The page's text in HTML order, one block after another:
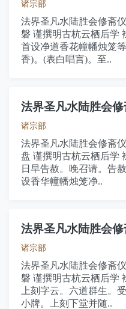
诸宗部
法界圣凡水陆胜会修斋
磐 谨撰明古杭云栖后学
首设净道香花幢幡烛笼
香)。(表白唱言)。至..
法界圣凡水陆胜会
诸宗部
法界圣凡水陆胜会修斋
盘 谨撰明古杭云栖后学
日早告赦。晚召请。告
设香华幢幡烛笼净..
法界圣凡水陆胜会
诸宗部
法界圣凡水陆胜会修斋
磐 谨撰明古杭云栖后学
上刻字云。六道群生。
小牌。上刻下堂并随..